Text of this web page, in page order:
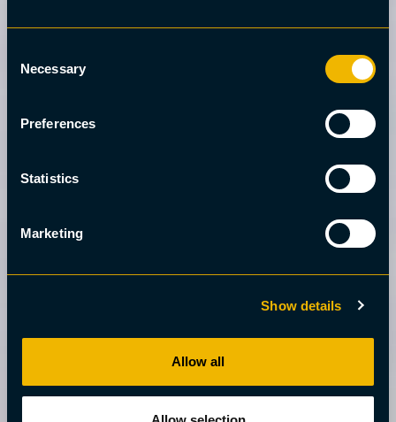
Selection
Necessary
Preferences
Statistics
Marketing
Show details
Allow all